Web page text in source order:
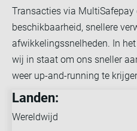
Transacties via MultiSafepay
beschikbaarheid, snellere
afwikkelingssnelheden. In
wij in staat om ons sneller
weer up-and-running te
Landen:
Wereldwijd